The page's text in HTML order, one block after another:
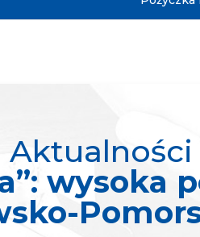
Aktualności
wysoka